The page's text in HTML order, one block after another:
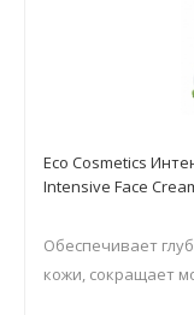
Eco Cosmetics
Intensive Face
Обеспечивает
кожи, сокращает